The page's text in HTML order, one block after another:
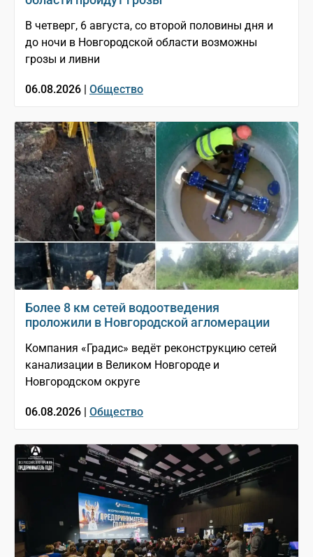
В четверг, 6 августа, со второй половины дня и
до ночи в Новгородской области возможны
грозы и ливни
06.08.2026 | Общество
Более 8 км сетей водоотведения
проложили в Новгородской агломерации
Компания «Градис» ведёт реконструкцию сетей
канализации в Великом Новгороде и
Новгородском округе
06.08.2026 | Общество